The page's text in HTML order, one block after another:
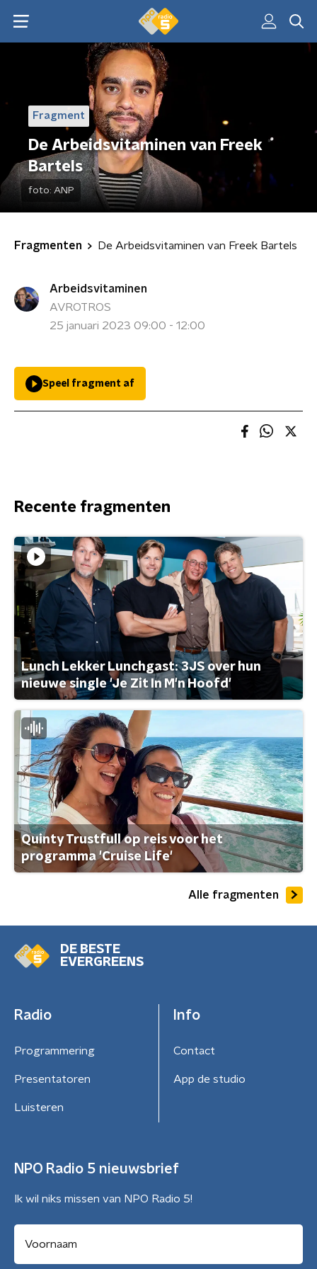
Fragment
De Arbeidsvitaminen van Freek
Bartels
foto: ANP
Fragmenten De Arbeidsvitaminen van Freek Bartels
Arbeidsvitaminen
AVROTROS
25 januari 2023 09:00 - 12:00
Speel fragment af
Recente fragmenten
Lunch Lekker Lunchgast: 3JS over hun
nieuwe single 'Je Zit In M'n Hoofd'
Quinty Trustfull op reis voor het
programma 'Cruise Life'
Alle fragmenten
DE BESTE
EVERGREENS
Radio
Programmering
Presentatoren
Luisteren
Info
Contact
App de studio
NPO Radio 5 nieuwsbrief
Ik wil niks missen van NPO Radio 5!